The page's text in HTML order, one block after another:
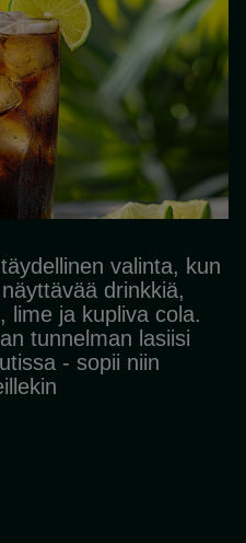
valinta, kun
drinkkiä,
lime ja kupliva cola.
tunnelman lasiisi
- sopii niin